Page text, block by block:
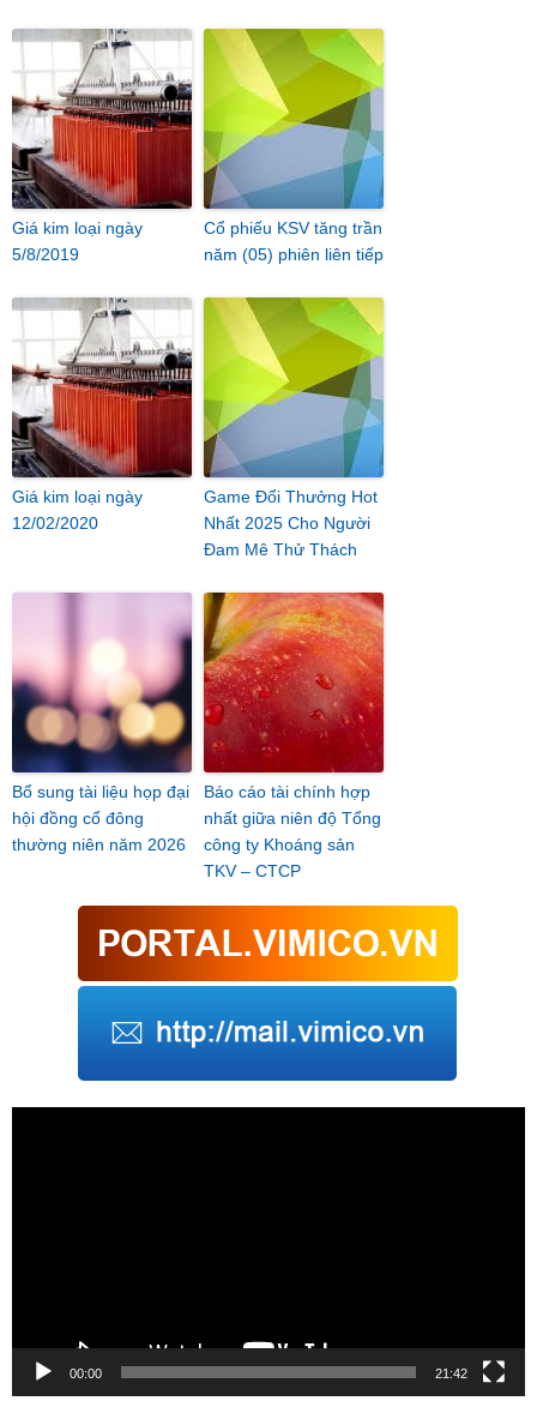
Giá kim loại ngày
5/8/2019
Cổ phiếu KSV tăng trần
năm (05) phiên liên tiếp
Giá kim loại ngày
12/02/2020
Game Đổi Thưởng Hot
Nhất 2025 Cho Người
Đam Mê Thử Thách
Bổ sung tài liệu họp đại
hội đồng cổ đông
thường niên năm 2026
Báo cáo tài chính hợp
nhất giữa niên độ Tổng
công ty Khoáng sản
TKV – CTCP
00:00 21:42